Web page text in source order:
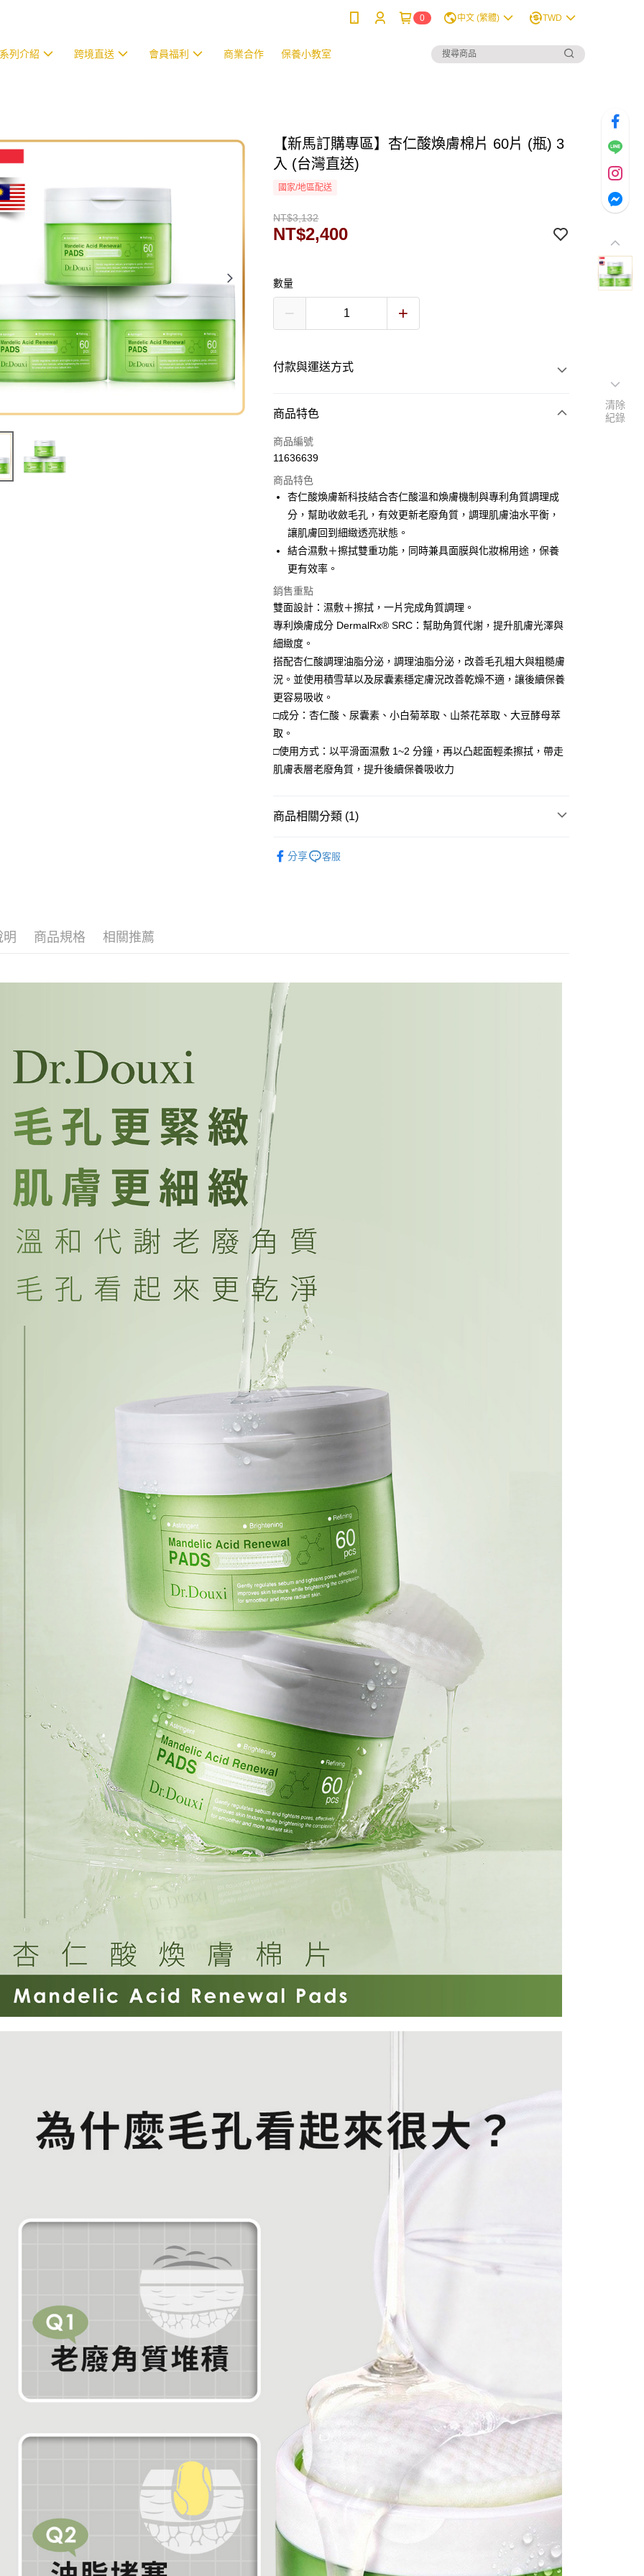
0 中文 (繁體) TWD
列介紹 跨境直送 會員福利 商業合作 保養小教室
【新馬訂購專區】杏仁酸煥膚棉片 60片 (瓶) 3
入 (台灣直送)
國家/地區配送
NT$3,132
NT$2,400
數量
付款與運送方式
付款方式
信用卡一次付款
運送方式
海外-新馬 查看運費
商品特色
商品編號
11636639
商品特色
杏仁酸煥膚新科技結合杏仁酸溫和煥膚機制與專利角質調理成
分，幫助收斂毛孔，有效更新老廢角質，調理肌膚油水平衡，
讓肌膚回到細緻透亮狀態。
結合濕敷＋擦拭雙重功能，同時兼具面膜與化妝棉用途，保養
更有效率。
銷售重點
雙面設計：濕敷＋擦拭，一片完成角質調理。
專利煥膚成分 DermalRx® SRC：幫助角質代謝，提升肌膚光澤與
細緻度。
搭配杏仁酸調理油脂分泌，調理油脂分泌，改善毛孔粗大與粗糙膚
況。並使用積雪草以及尿囊素穩定膚況改善乾燥不適，讓後續保養
更容易吸收。
□成分：杏仁酸、尿囊素、小白菊萃取、山茶花萃取、大豆酵母萃
取。
□使用方式：以平滑面濕敷 1~2 分鐘，再以凸起面輕柔擦拭，帶走
肌膚表層老廢角質，提升後續保養吸收力
商品相關分類 (1)
分享
客服
明 商品規格 相關推薦
清除
紀錄